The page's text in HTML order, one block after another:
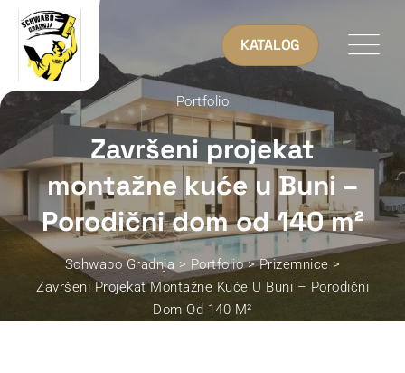
KATALOG
Portfolio
Završeni projekat
montažne kuće u Buni –
Porodični dom od 140 m²
Schwabo Gradnja > Portfolio>Prizemnice >
Završeni Projekat Montažne Kuće U Buni – Porodični
Dom Od 140 M²